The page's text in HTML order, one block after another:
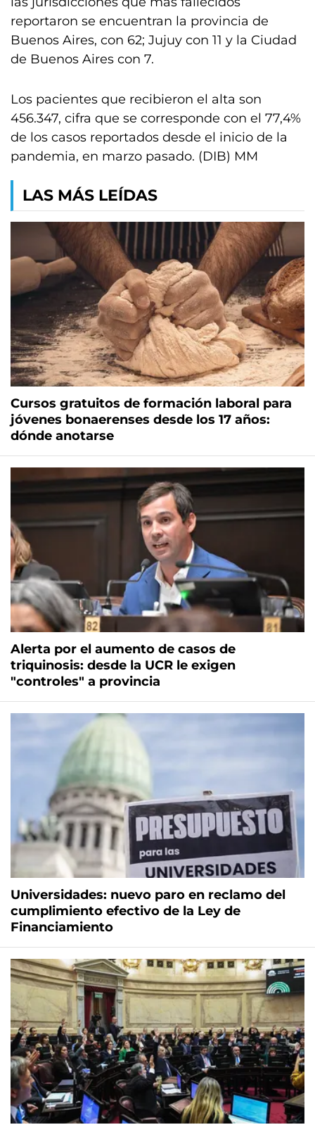
reportaron se encuentran la provincia de
Buenos Aires, con 62; Jujuy con 11 y la Ciudad
de Buenos Aires con 7.
Los pacientes que recibieron el alta son
456.347, cifra que se corresponde con el 77,4%
de los casos reportados desde el inicio de la
pandemia, en marzo pasado. (DIB) MM
LAS MÁS LEÍDAS
Cursos gratuitos de formación laboral para
jóvenes bonaerenses desde los 17 años:
dónde anotarse
Alerta por el aumento de casos de
triquinosis: desde la UCR le exigen
"controles" a provincia
Universidades: nuevo paro en reclamo del
cumplimiento efectivo de la Ley de
Financiamiento